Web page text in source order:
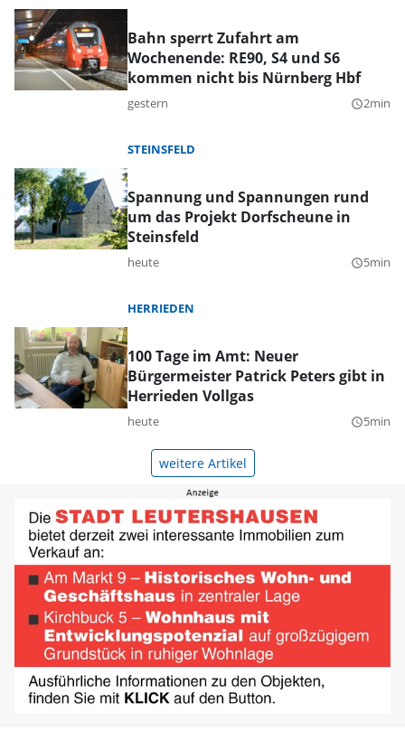
Bahn sperrt Zufahrt am
Wochenende: RE90, S4 und S6
kommen nicht bis Nürnberg Hbf
gestern query_builder2min
STEINSFELD
Spannung und Spannungen rund
um das Projekt Dorfscheune in
Steinsfeld
heute query_builder5min
HERRIEDEN
100 Tage im Amt: Neuer
Bürgermeister Patrick Peters gibt in
Herrieden Vollgas
heute query_builder5min
weitere Artikel